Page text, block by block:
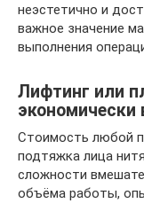
неэстетично и
важное значение
выполнения
Лифтинг или
экономически
Стоимость любой
подтяжка лица
сложности
объёма работы,